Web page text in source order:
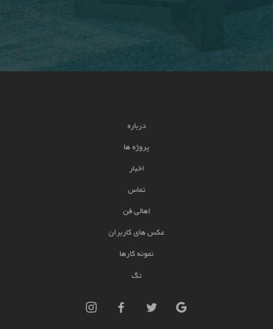
درباره
پروژه ها
اخبار
تماس
اهالی فن
عکس های کاربران
نمونه کارها
تگ